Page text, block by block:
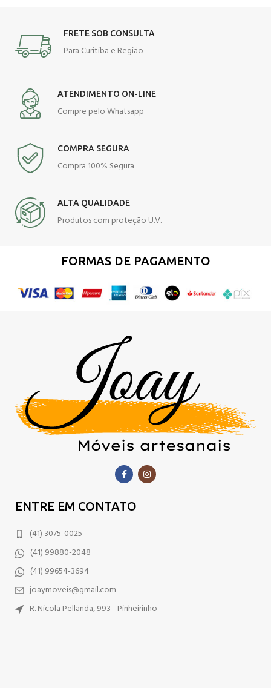
FRETE SOB CONSULTA
Para Curitiba e Região
ATENDIMENTO ON-LINE
Compre pelo Whatsapp
COMPRA SEGURA
Compra 100% Segura
ALTA QUALIDADE
Produtos com proteção U.V.
FORMAS DE PAGAMENTO
ENTRE EM CONTATO
(41) 3075-0025
(41) 99880-2048
(41) 99654-3694
joaymoveis@gmail.com
R. Nicola Pellanda, 993 - Pinheirinho